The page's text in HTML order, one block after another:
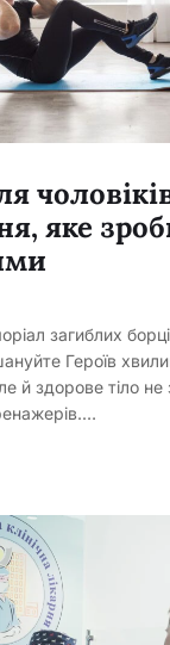
яке
загиблих
Героїв
й здорове тіло